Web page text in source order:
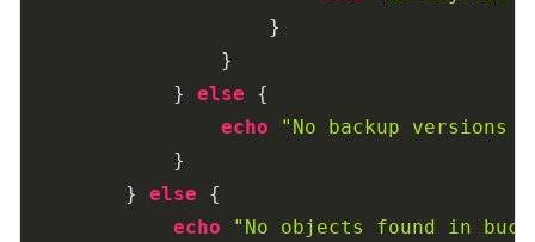
                    }
                }
            }
else {
echo
"No backup versions
            }
        }
else {
echo
"No objects found in